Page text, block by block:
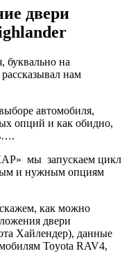
двери
буквально на
нам
автомобиля,
опций и как обидно,
мы запускаем цикл
и нужным опциям
как можно
двери
Хайлендер), данные
Toyota RAV4,